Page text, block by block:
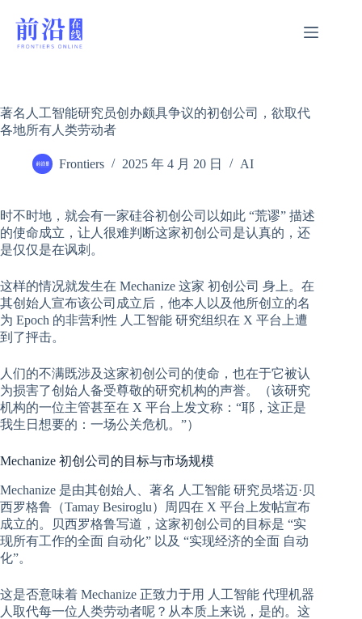
著名人工智能研究员创办颇具争议的初创公司，欲取代
各地所有人类劳动者
Frontiers 2025 年 4 月 20 日 AI
时不时地，就会有一家硅谷初创公司以如此 “荒谬” 描述
的使命成立，让人很难判断这家初创公司是认真的，还
是仅仅是在讽刺。
这样的情况就发生在 Mechanize 这家 初创公司 身上。在
其创始人宣布该公司成立后，他本人以及他所创立的名
为 Epoch 的非营利性 人工智能 研究组织在 X 平台上遭
到了抨击。
人们的不满既涉及这家初创公司的使命，也在于它被认
为损害了创始人备受尊敬的研究机构的声誉。（该研究
机构的一位主管甚至在 X 平台上发文称：“耶，这正是
我生日想要的：一场公关危机。”）
Mechanize 初创公司的目标与市场规模
Mechanize 是由其创始人、著名 人工智能 研究员塔迈·贝
西罗格鲁（Tamay Besiroglu）周四在 X 平台上发帖宣布
成立的。贝西罗格鲁写道，这家初创公司的目标是 “实
现所有工作的全面 自动化” 以及 “实现经济的全面 自动
化”。
这是否意味着 Mechanize 正致力于用 人工智能 代理机器
人取代每一位人类劳动者呢？从本质上来说，是的。这